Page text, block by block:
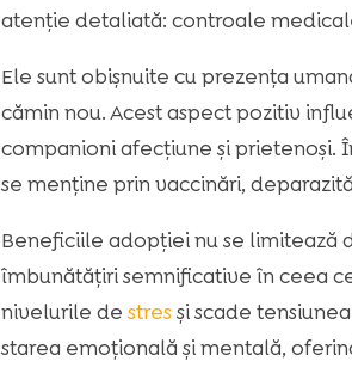
atenție detaliată: controale
Ele sunt obișnuite cu prezența
cămin nou. Acest aspect pozitiv
companioni afecțiune și prietenoși.
se menține prin vaccinări,
Beneficiile adopției nu se limitează
îmbunătățiri semnificative în ceea
nivelurile de stresși scade
starea emoțională și mentală,